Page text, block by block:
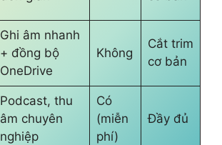
Ghi âm nhanh
+ đồng bộ
OneDrive
Không
Cắt trim
cơ bản
Podcast, thu
âm chuyên
nghiệp
Có
(miễn
phí)
Đầy đủ